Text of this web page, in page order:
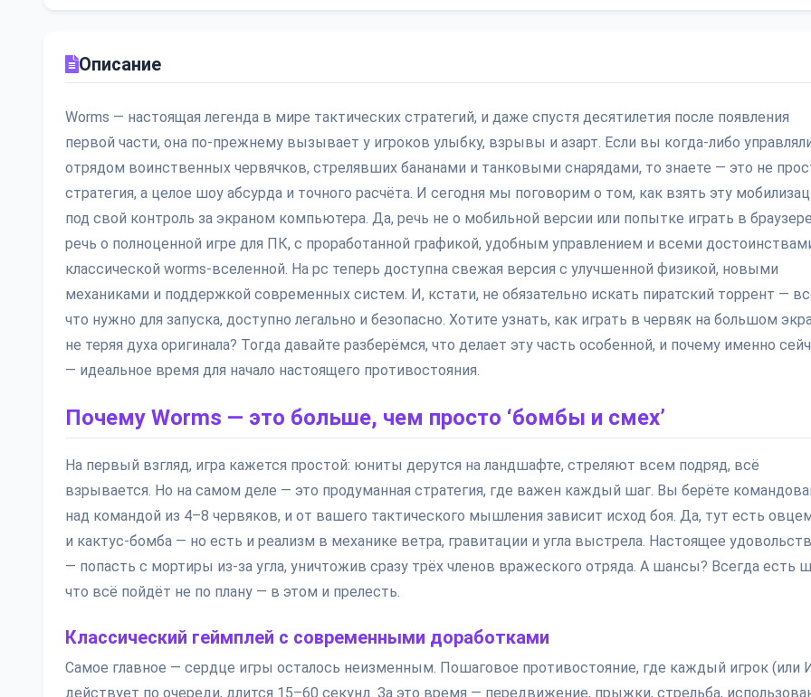
Описание
Worms — настоящая легенда в мире тактических стратегий, и даже спустя десятилетия после появления
первой части, она по-прежнему вызывает у игроков улыбку, взрывы и азарт. Если вы когда-либо
отрядом воинственных червячков, стрелявших бананами и танковыми снарядами, то знаете — это не
стратегия, а целое шоу абсурда и точного расчёта. И сегодня мы поговорим о том, как взять эту
под свой контроль за экраном компьютера. Да, речь не о мобильной версии или попытке играть в
речь о полноценной игре для ПК, с проработанной графикой, удобным управлением и всеми
классической worms-вселенной. На pc теперь доступна свежая версия с улучшенной физикой, новыми
механиками и поддержкой современных систем. И, кстати, не обязательно искать пиратский торрент —
что нужно для запуска, доступно легально и безопасно. Хотите узнать, как играть в червяк на большом
не теряя духа оригинала? Тогда давайте разберёмся, что делает эту часть особенной, и почему именно
— идеальное время для начало настоящего противостояния.
Почему Worms — это больше, чем просто ‘бомбы и смех’
На первый взгляд, игра кажется простой: юниты дерутся на ландшафте, стреляют всем подряд, всё
взрывается. Но на самом деле — это продуманная стратегия, где важен каждый шаг. Вы берёте
над командой из 4–8 червяков, и от вашего тактического мышления зависит исход боя. Да, тут есть
и кактус-бомба — но есть и реализм в механике ветра, гравитации и угла выстрела. Настоящее
— попасть с мортиры из-за угла, уничтожив сразу трёх членов вражеского отряда. А шансы? Всегда есть
что всё пойдёт не по плану — в этом и прелесть.
Классический геймплей с современными доработками
Самое главное — сердце игры осталось неизменным. Пошаговое противостояние, где каждый игрок (или
действует по очереди, длится 15–60 секунд. За это время — передвижение, прыжки, стрельба,